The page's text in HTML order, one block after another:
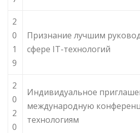
2
0
1
9
Признание лучшим
сфере IT-технологий
2
0
2
0
Индивидуальное
международную
технологиям